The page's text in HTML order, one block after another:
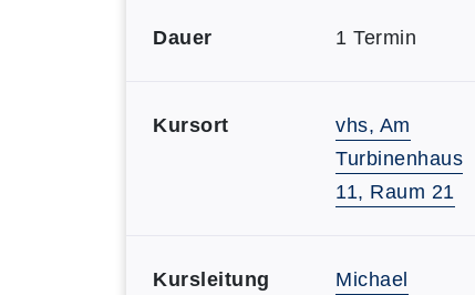
Dauer 1 Termin
Kursort
vhs, Am
Turbinenhaus
11, Raum 21
Kursleitung
Michael